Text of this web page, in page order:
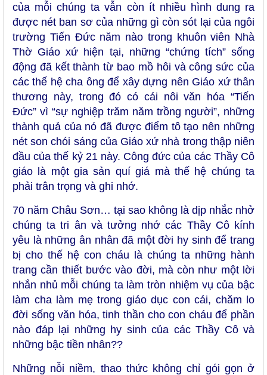
của mỗi chúng ta vẫn còn ít nhiều hình dung ra
được nét ban sơ của những gì còn sót lại của ngôi
trường Tiến Đức năm nào trong khuôn viên Nhà
Thờ Giáo xứ hiện tại, những “chứng tích” sống
động đã kết thành từ bao mồ hôi và công sức của
các thế hệ cha ông để xây dựng nên Giáo xứ thân
thương này, trong đó có cái nôi văn hóa “Tiến
Đức” vì “sự nghiệp trăm năm trồng người”, những
thành quả của nó đã được điểm tô tạo nên những
nét son chói sáng của Giáo xứ nhà trong thập niên
đầu của thế kỷ 21 này. Công đức của các Thầy Cô
giáo là một gia sản quí giá mà thế hệ chúng ta
phải trân trọng và ghi nhớ.
70 năm Châu Sơn… tại sao không là dịp nhắc nhở
chúng ta tri ân và tưởng nhớ các Thầy Cô kính
yêu là những ân nhân đã một đời hy sinh để trang
bị cho thế hệ con cháu là chúng ta những hành
trang cần thiết bước vào đời, mà còn như một lời
nhắn nhủ mỗi chúng ta làm tròn nhiệm vụ của bậc
làm cha làm mẹ trong giáo dục con cái, chăm lo
đời sống văn hóa, tinh thần cho con cháu để phần
nào đáp lại những hy sinh của các Thầy Cô và
những bậc tiền nhân??
Những nỗi niềm, thao thức không chỉ gói gọn ở